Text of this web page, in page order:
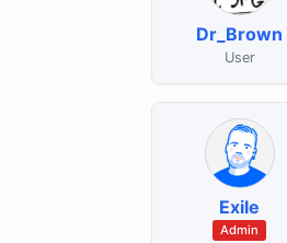
Dr_Brown
User
Exile
Admin